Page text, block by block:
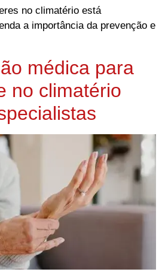
no climatério está
a importância da prevenção e
médica para
no climatério